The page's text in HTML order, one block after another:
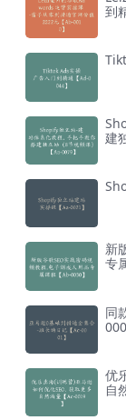
到
建
新
专
同
优
自